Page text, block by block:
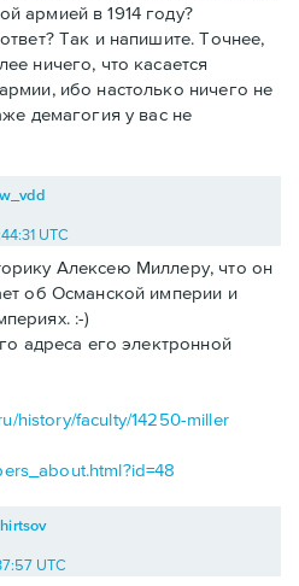
армией в 1914 году?
Так и напишите. Точнее,
ничего, что касается
ибо настолько ничего не
демагогия у вас не
UTC
Алексею Миллеру, что он
об Османской империи и
:-)
адреса его электронной
history/faculty/14250-miller
UTC